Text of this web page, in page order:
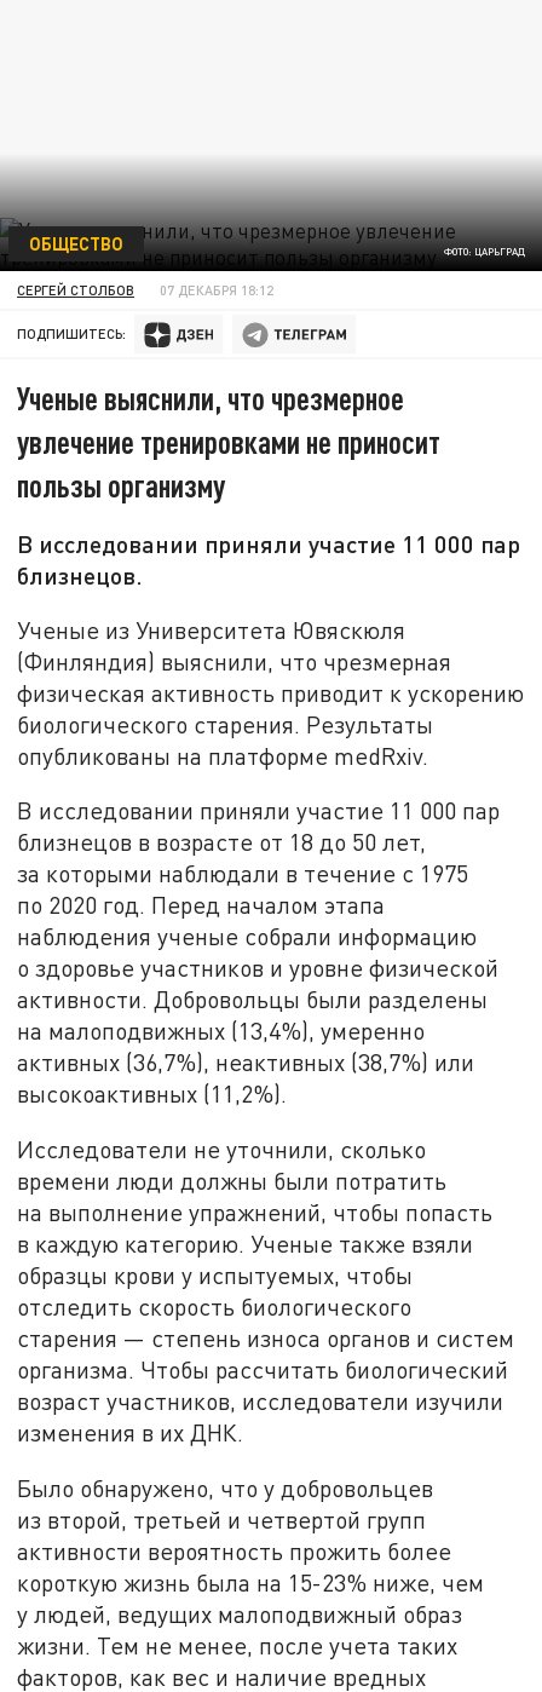
ФОТО: ЦАРЬГРАД
ОБЩЕСТВО
СЕРГЕЙ СТОЛБОВ 07 ДЕКАБРЯ 18:12
ПОДПИШИТЕСЬ:
Ученые выяснили, что чрезмерное
увлечение тренировками не приносит
пользы организму
В исследовании приняли участие 11 000 пар
близнецов.
Ученые из Университета Ювяскюля
(Финляндия) выяснили, что чрезмерная
физическая активность приводит к ускорению
биологического старения. Результаты
опубликованы на платформе medRxiv.
В исследовании приняли участие 11 000 пар
близнецов в возрасте от 18 до 50 лет,
за которыми наблюдали в течение с 1975
по 2020 год. Перед началом этапа
наблюдения ученые собрали информацию
о здоровье участников и уровне физической
активности. Добровольцы были разделены
на малоподвижных (13,4%), умеренно
активных (36,7%), неактивных (38,7%) или
высокоактивных (11,2%).
Исследователи не уточнили, сколько
времени люди должны были потратить
на выполнение упражнений, чтобы попасть
в каждую категорию. Ученые также взяли
образцы крови у испытуемых, чтобы
отследить скорость биологического
старения — степень износа органов и систем
организма. Чтобы рассчитать биологический
возраст участников, исследователи изучили
изменения в их ДНК.
Было обнаружено, что у добровольцев
из второй, третьей и четвертой групп
активности вероятность прожить более
короткую жизнь была на 15-23% ниже, чем
у людей, ведущих малоподвижный образ
жизни. Тем не менее, после учета таких
факторов, как вес и наличие вредных